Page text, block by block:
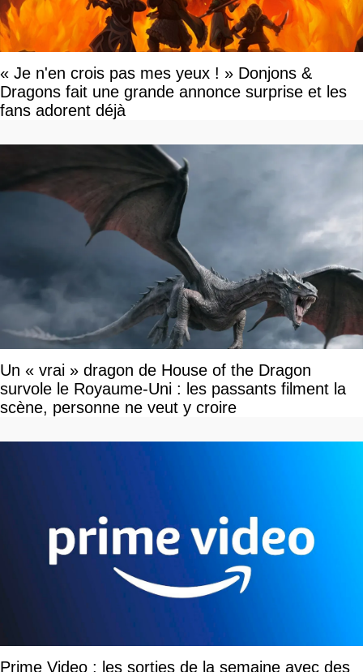
« Je n'en crois pas mes yeux ! » Donjons &
Dragons fait une grande annonce surprise et les
fans adorent déjà
Un « vrai » dragon de House of the Dragon
survole le Royaume-Uni : les passants filment la
scène, personne ne veut y croire
Prime Video : les sorties de la semaine avec des